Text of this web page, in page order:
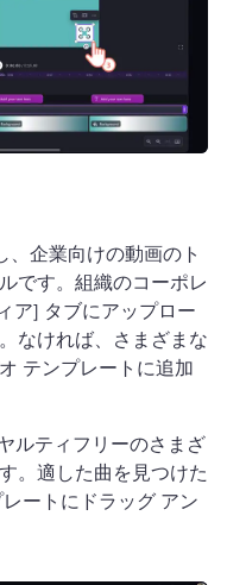
、企業向けの動画のト
です。 組織のコーポレ
ア] タブにアップロー
なければ、さまざまな
テンプレートに追加
ルティフリーのさまざ
。 適した曲を見つけた
ートにドラッグ アン